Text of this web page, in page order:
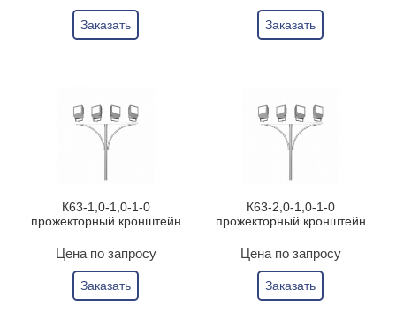
Заказать Заказать
К63-1,0-1,0-1-0
прожекторный кронштейн
Цена по запросу
Заказать
К63-2,0-1,0-1-0
прожекторный кронштейн
Цена по запросу
Заказать